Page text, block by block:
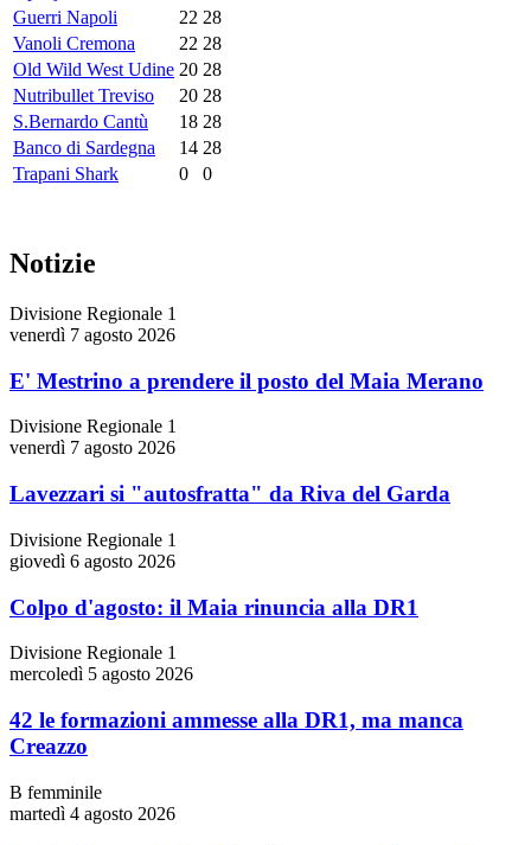
Guerri Napoli
22 28
Vanoli Cremona
22 28
Old Wild West Udine 20 28
Nutribullet Treviso
20 28
S.Bernardo Cantù
18 28
Banco di Sardegna
14 28
Trapani Shark
0 0
Notizie
Divisione Regionale 1
venerdì 7 agosto 2026
E' Mestrino a prendere il posto del Maia Merano
Divisione Regionale 1
venerdì 7 agosto 2026
Lavezzari si "autosfratta" da Riva del Garda
Divisione Regionale 1
giovedì 6 agosto 2026
Colpo d'agosto: il Maia rinuncia alla DR1
Divisione Regionale 1
mercoledì 5 agosto 2026
42 le formazioni ammesse alla DR1, ma manca
Creazzo
B femminile
martedì 4 agosto 2026